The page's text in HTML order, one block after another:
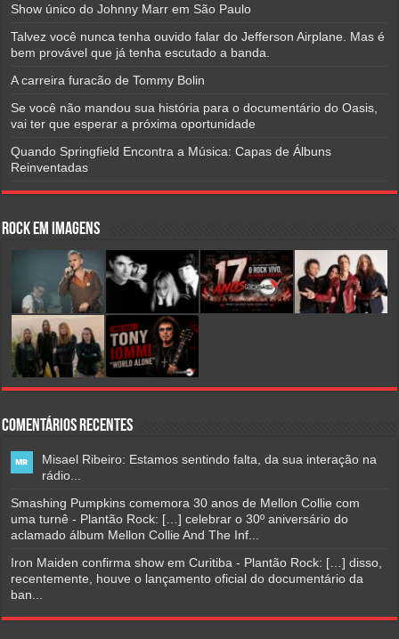
Show único do Johnny Marr em São Paulo
Talvez você nunca tenha ouvido falar do Jefferson Airplane. Mas é
bem provável que já tenha escutado a banda.
A carreira furacão de Tommy Bolin
Se você não mandou sua história para o documentário do Oasis,
vai ter que esperar a próxima oportunidade
Quando Springfield Encontra a Música: Capas de Álbuns
Reinventadas
Rock em Imagens
Comentários Recentes
Misael Ribeiro: Estamos sentindo falta, da sua interação na
rádio...
Smashing Pumpkins comemora 30 anos de Mellon Collie com
uma turnê - Plantão Rock: […] celebrar o 30º aniversário do
aclamado álbum Mellon Collie And The Inf...
Iron Maiden confirma show em Curitiba - Plantão Rock: […] disso,
recentemente, houve o lançamento oficial do documentário da
ban...